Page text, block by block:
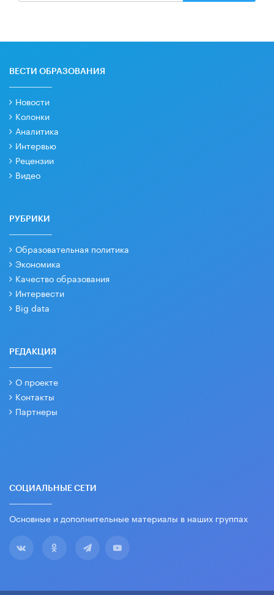
ВЕСТИ ОБРАЗОВАНИЯ
Новости
Колонки
Аналитика
Интервью
Рецензии
Видео
РУБРИКИ
Образовательная политика
Экономика
Качество образования
Интервести
Big data
РЕДАКЦИЯ
О проекте
Контакты
Партнеры
СОЦИАЛЬНЫЕ СЕТИ
Основные и дополнительные материалы в наших группах